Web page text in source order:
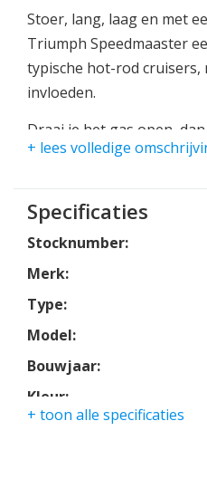
Stoer, lang, laag en met
Triumph Speedmaaster
typische hot-rod cruisers,
invloeden.
Draai je het gas open,
zware rommel uit de
Voorzien van zijtassen.
+ lees volledige
Specificaties
Stocknumber:
Merk:
Type:
Model:
Bouwjaar:
Kleur:
+ toon alle specificaties